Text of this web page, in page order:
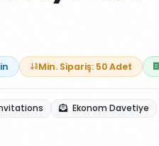
Min. Sipariş: 50 Adet
Ekonom Davetiye